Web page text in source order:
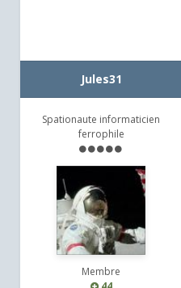
Jules31
Spationaute informaticien
ferrophile
Membre